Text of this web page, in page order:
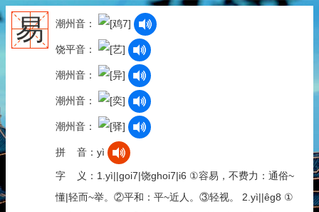
易 潮州音：
饶平音：
潮州音：
潮州音：
潮州音：
拼 音：yì
字 义：1.yì||goi7|饶ghoi7|i6 ①容易，不费力：通俗~
懂|轻而~举。②平和：平~近人。③轻视。 2.yì||êg8 ①